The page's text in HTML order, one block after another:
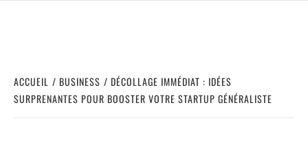
ACCUEIL BUSINESS
DÉCOLLAGE IMMÉDIAT : IDÉES
SURPRENANTES POUR BOOSTER VOTRE STARTUP GÉNÉRALISTE